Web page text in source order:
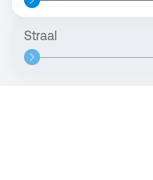
Straal